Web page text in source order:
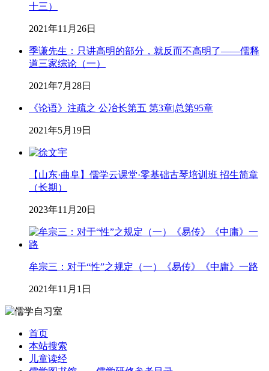
十三）
2021年11月26日
季谦先生：只讲高明的部分，就反而不高明了——儒释
道三家综论（一）
2021年7月28日
《论语》注疏之 公冶长第五 第3章|总第95章
2021年5月19日
【山东·曲阜】儒学云课堂·零基础古琴培训班 招生简章
（长期）
2023年11月20日
牟宗三：对于“性”之规定（一）《易传》《中庸》一路
2021年11月1日
首页
本站搜索
儿童读经